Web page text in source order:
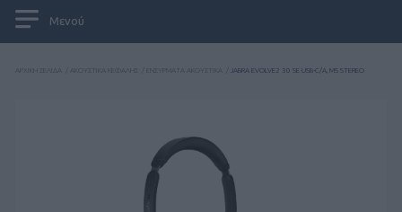
Μενού
ΑΡΧΙΚΉ ΣΕΛΊΔΑ ΑΚΟΥΣΤΙΚΆ ΚΕΦΑΛΉΣ ΕΝΣΎΡΜΑΤΑ ΑΚΟΥΣΤΙΚΆ JABRA EVOLVE2 30 SE USB-C/A, MS STEREO